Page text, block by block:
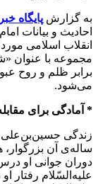
به گزارش پایگاه خبری
احادیث و بیانات
انقلاب اسلامی
مجموعه با عنوان
برابر ظلم و روح
می‌شود.
* آمادگی برای
زندگی حسین‌بن‌علی
ساله‌ی آن
دوران جوانی او
علیه‌السّلام